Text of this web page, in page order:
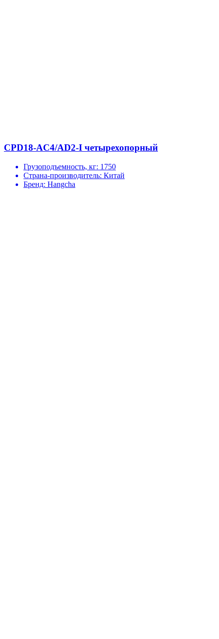
CPD18-AC4/AD2-I четырехопорный
Грузоподъемность, кг: 1750
Страна-производитель: Китай
Бренд: Hangcha